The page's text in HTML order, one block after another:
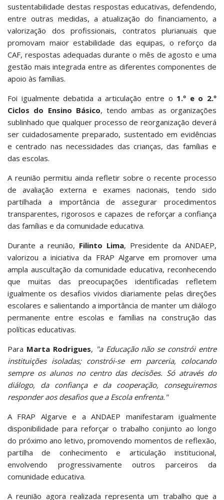
sustentabilidade destas respostas educativas, defendendo,
entre outras medidas, a atualização do financiamento, a
valorização dos profissionais, contratos plurianuais que
promovam maior estabilidade das equipas, o reforço da
CAF, respostas adequadas durante o mês de agosto e uma
gestão mais integrada entre as diferentes componentes de
apoio às famílias.
Foi igualmente debatida a articulação entre o 1.º e o 2.º
Ciclos do Ensino Básico, tendo ambas as organizações
sublinhado que qualquer processo de reorganização deverá
ser cuidadosamente preparado, sustentado em evidências
e centrado nas necessidades das crianças, das famílias e
das escolas.
A reunião permitiu ainda refletir sobre o recente processo
de avaliação externa e exames nacionais, tendo sido
partilhada a importância de assegurar procedimentos
transparentes, rigorosos e capazes de reforçar a confiança
das famílias e da comunidade educativa.
Durante a reunião, Filinto Lima, Presidente da ANDAEP,
valorizou a iniciativa da FRAP Algarve em promover uma
ampla auscultação da comunidade educativa, reconhecendo
que muitas das preocupações identificadas refletem
igualmente os desafios vividos diariamente pelas direções
escolares e salientando a importância de manter um diálogo
permanente entre escolas e famílias na construção das
políticas educativas.
Para Marta Rodrigues, "a Educação não se constrói entre
instituições isoladas; constrói-se em parceria, colocando
sempre os alunos no centro das decisões. Só através do
diálogo, da confiança e da cooperação, conseguiremos
responder aos desafios que a Escola enfrenta."
A FRAP Algarve e a ANDAEP manifestaram igualmente
disponibilidade para reforçar o trabalho conjunto ao longo
do próximo ano letivo, promovendo momentos de reflexão,
partilha de conhecimento e articulação institucional,
envolvendo progressivamente outros parceiros da
comunidade educativa.
A reunião agora realizada representa um trabalho que a